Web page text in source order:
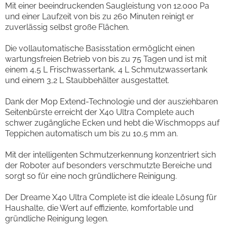
Mit einer beeindruckenden Saugleistung von 12.000 Pa
und einer Laufzeit von bis zu 260 Minuten reinigt er
zuverlässig selbst große Flächen.
Die vollautomatische Basisstation ermöglicht einen
wartungsfreien Betrieb von bis zu 75 Tagen und ist mit
einem 4,5 L Frischwassertank, 4 L Schmutzwassertank
und einem 3,2 L Staubbehälter ausgestattet.
Dank der Mop Extend-Technologie und der ausziehbaren
Seitenbürste erreicht der X40 Ultra Complete auch
schwer zugängliche Ecken und hebt die Wischmopps auf
Teppichen automatisch um bis zu 10,5 mm an.
Mit der intelligenten Schmutzerkennung konzentriert sich
der Roboter auf besonders verschmutzte Bereiche und
sorgt so für eine noch gründlichere Reinigung.
Der Dreame X40 Ultra Complete ist die ideale Lösung für
Haushalte, die Wert auf effiziente, komfortable und
gründliche Reinigung legen.